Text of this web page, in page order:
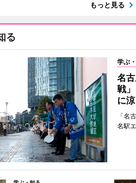
もっと見る
る
学ぶ
名
戦
に
「名
名駅